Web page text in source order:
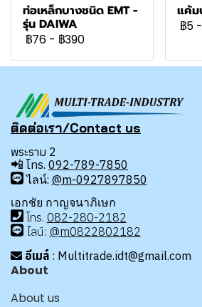
ท่อเหล็กบางชนิด EMT -
รุ่น DAIWA
฿76 - ฿390
แค้ม
฿5 -
ติดต่อเรา/Contact us
พระราม 2
📲 โทร. 092-789-7850
ไลน์: @m-0927897850
เอกชัย กาญจนาภิเษก
โทร. 082-280-2182
ไลน์: @m0822802182
อีเมล์ : Multitrade.idt@gmail.com
About
About us